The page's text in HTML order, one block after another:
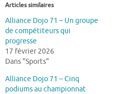
Articles similaires
Alliance Dojo 71 – Un groupe
de compétiteurs qui
progresse
17 février 2026
Dans "Sports"
Alliance Dojo 71 – Cinq
podiums au championnat